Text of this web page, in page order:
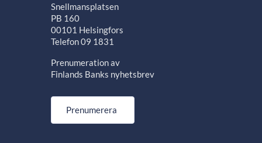
Snellmansplatsen
PB 160
00101 Helsingfors
Telefon 09 1831
Prenumeration av
Finlands Banks nyhetsbrev
Prenumerera